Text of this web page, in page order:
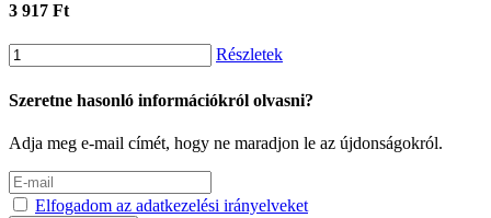
3 917 Ft
Részletek
Szeretne hasonló információkról olvasni?
Adja meg e-mail címét, hogy ne maradjon le az újdonságokról.
Elfogadom az adatkezelési irányelveket